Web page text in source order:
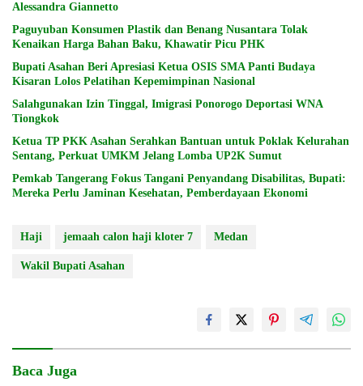
Alessandra Giannetto
Paguyuban Konsumen Plastik dan Benang Nusantara Tolak
Kenaikan Harga Bahan Baku, Khawatir Picu PHK
Bupati Asahan Beri Apresiasi Ketua OSIS SMA Panti Budaya
Kisaran Lolos Pelatihan Kepemimpinan Nasional
Salahgunakan Izin Tinggal, Imigrasi Ponorogo Deportasi WNA
Tiongkok
Ketua TP PKK Asahan Serahkan Bantuan untuk Poklak Kelurahan
Sentang, Perkuat UMKM Jelang Lomba UP2K Sumut
Pemkab Tangerang Fokus Tangani Penyandang Disabilitas, Bupati:
Mereka Perlu Jaminan Kesehatan, Pemberdayaan Ekonomi
Haji jemaah calon haji kloter 7 Medan
Wakil Bupati Asahan
Baca Juga